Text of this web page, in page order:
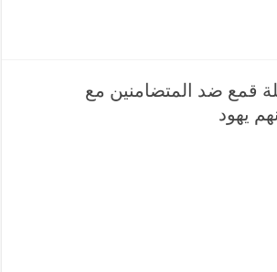
قمع ضد المتضامنين مع
يهود